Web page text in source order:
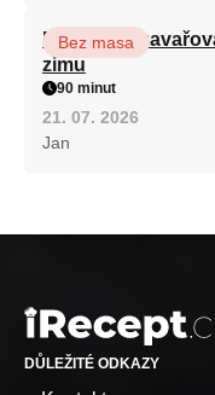
Babiččino
zimu
Bez masa
90 minut
21. 07. 2026
Jan
DŮLEŽITÉ ODKAZY